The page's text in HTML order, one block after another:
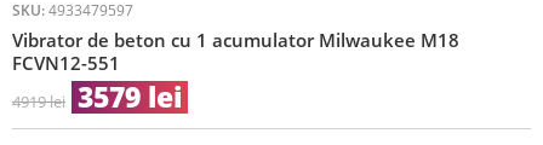
SKU: 4933479597
Vibrator de beton cu 1 acumulator Milwaukee M18
FCVN12-551
4919lei 3579 lei